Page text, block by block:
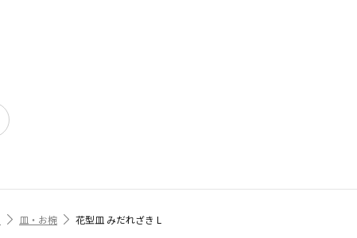
皿・お椀 花型皿 みだれざき L